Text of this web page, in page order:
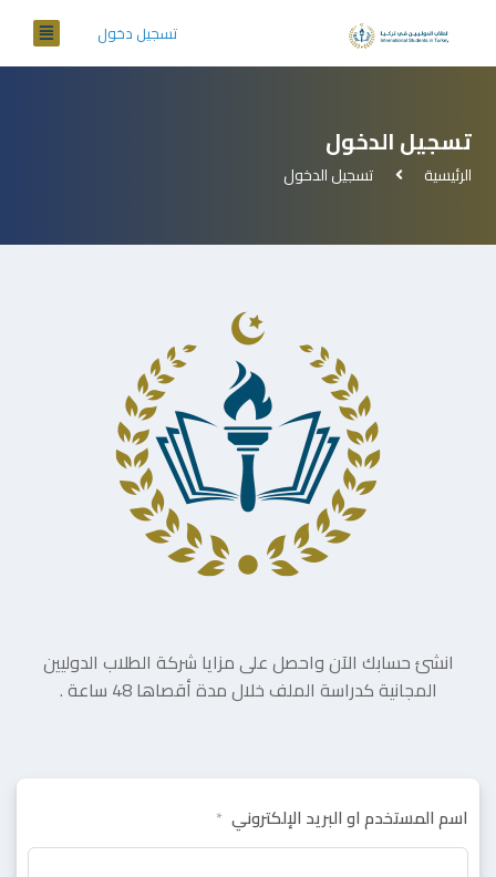
تسجيل دخول
تسجيل الدخول
الرئيسية تسجيل الدخول
انشئ حسابك الآن واحصل على مزايا شركة الطلاب الدوليين
المجانية كدراسة الملف خلال مدة أقصاها 48 ساعة .
اسم المستخدم او البريد الإلكتروني *